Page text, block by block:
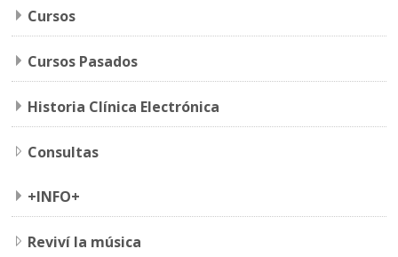
Cursos
Cursos Pasados
Historia Clínica Electrónica
Consultas
+INFO+
Reviví la música